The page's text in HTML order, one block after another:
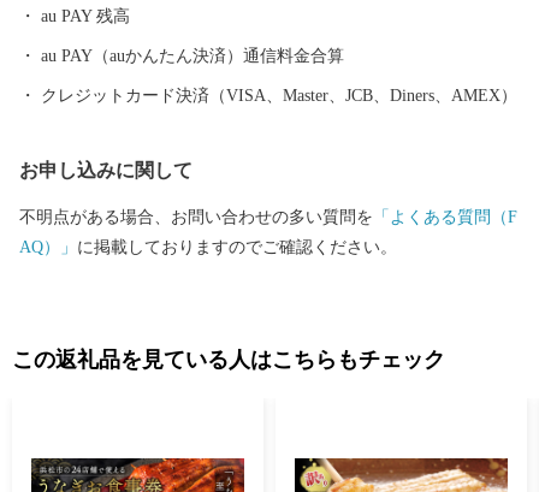
au PAY 残高
au PAY（auかんたん決済）通信料金合算
クレジットカード決済（VISA、Master、JCB、Diners、AMEX）
お申し込みに関して
不明点がある場合、お問い合わせの多い質問を 「よくある質問（F
AQ）」 に掲載しておりますのでご確認ください。
この返礼品を見ている人はこちらもチェック